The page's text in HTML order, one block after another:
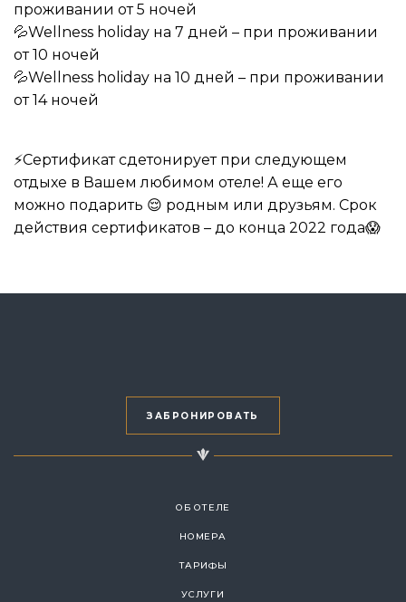
проживании от 5 ночей
💦Wellness holiday на 7 дней – при проживании
от 10 ночей
💦Wellness holiday на 10 дней – при проживании
от 14 ночей
⚡️Сертификат сдетонирует при следующем
отдыхе в Вашем любимом отеле! А еще его
можно подарить 😌 родным или друзьям. Срок
действия сертификатов – до конца 2022 года😱
ЗАБРОНИРОВАТЬ
ОБ ОТЕЛЕ
НОМЕРА
ТАРИФЫ
УСЛУГИ